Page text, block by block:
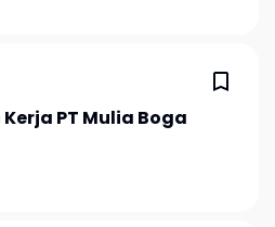
PT Mulia Boga